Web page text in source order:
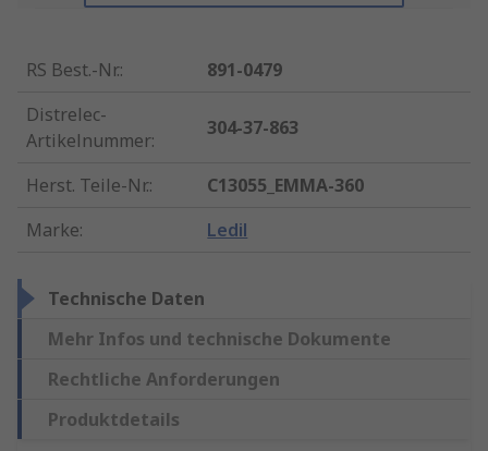
RS Best.-Nr.:
891-0479
Distrelec-
Artikelnummer:
304-37-863
Herst. Teile-Nr.:
C13055_EMMA-360
Marke: Ledil
Technische Daten
Mehr Infos und technische Dokumente
Rechtliche Anforderungen
Produktdetails